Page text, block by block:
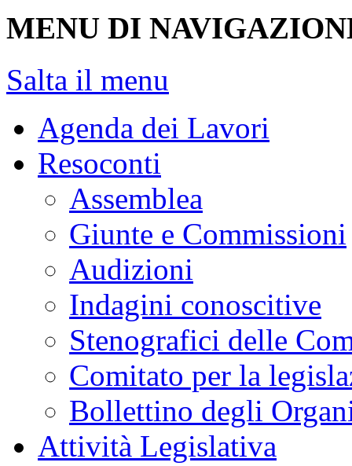
MENU DI
Salta il menu
Agenda dei Lavori
Resoconti
Assemblea
Giunte e Commissioni
Audizioni
Indagini conoscitive
Stenografici delle
Comitato per la
Bollettino degli
Attività Legislativa